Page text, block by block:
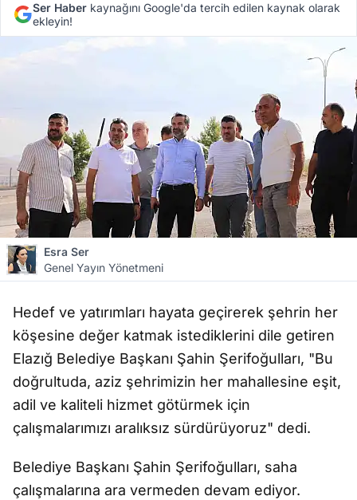
Ser Haber kaynağını Google'da tercih edilen kaynak olarak
ekleyin!
Esra Ser
Genel Yayın Yönetmeni
Hedef ve yatırımları hayata geçirerek şehrin her
köşesine değer katmak istediklerini dile getiren
Elazığ Belediye Başkanı Şahin Şerifoğulları, "Bu
doğrultuda, aziz şehrimizin her mahallesine eşit,
adil ve kaliteli hizmet götürmek için
çalışmalarımızı aralıksız sürdürüyoruz" dedi.
Belediye Başkanı Şahin Şerifoğulları, saha
çalışmalarına ara vermeden devam ediyor.